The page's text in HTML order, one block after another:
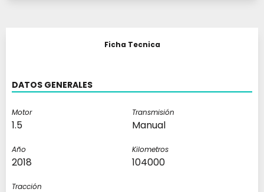
Ficha Tecnica
DATOS GENERALES
Motor
1.5
Transmisión
Manual
Año
2018
Kilometros
104000
Tracción